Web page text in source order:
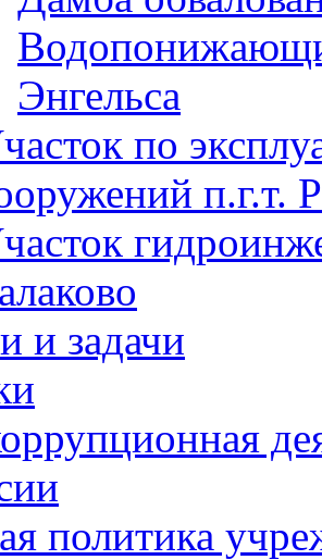
Энгельса
по
п.г.т.
и задачи
политика